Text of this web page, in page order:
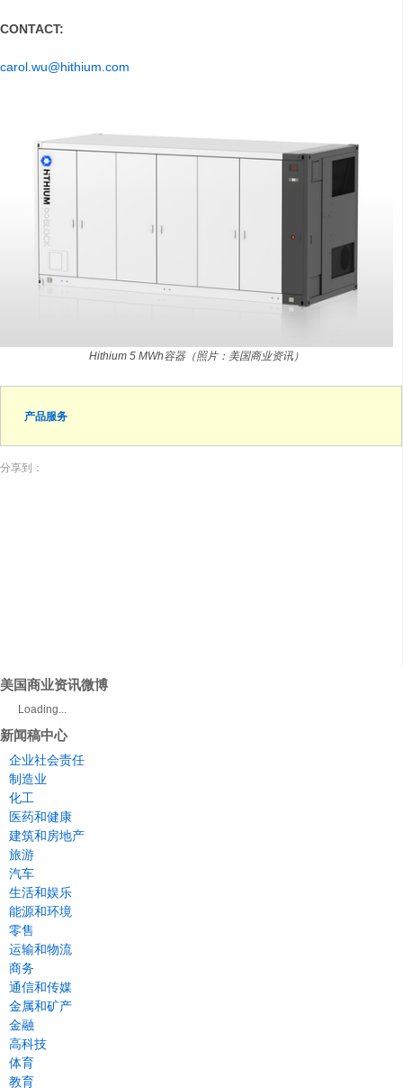
CONTACT:
carol.wu@hithium.com
Hithium 5 MWh容器（照片：美国商业资讯）
产品服务
分享到：
美国商业资讯微博
Loading...
新闻稿中心
企业社会责任
制造业
化工
医药和健康
建筑和房地产
旅游
汽车
生活和娱乐
能源和环境
零售
运输和物流
商务
通信和传媒
金属和矿产
金融
高科技
体育
教育